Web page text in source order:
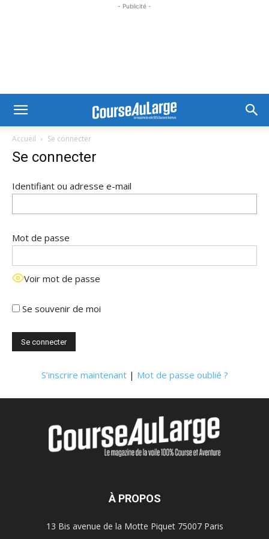
- Publicité -
Accueil Se connecter
Se connecter
Identifiant ou adresse e-mail
Mot de passe
Voir mot de passe
Se souvenir de moi
S’inscrire maintenant| Mot de passe oublié ?
À PROPOS
13 Bis avenue de la Motte Piquet 75007 Paris